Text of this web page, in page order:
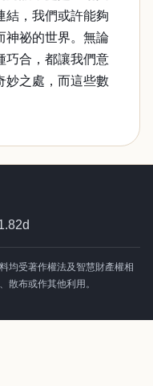
結，我們或許能夠
神祕的世界。無論
巧合，都讓我們意
妙之處，而這些數
均受著作權法及智慧財產權相
散布或作其他利用。